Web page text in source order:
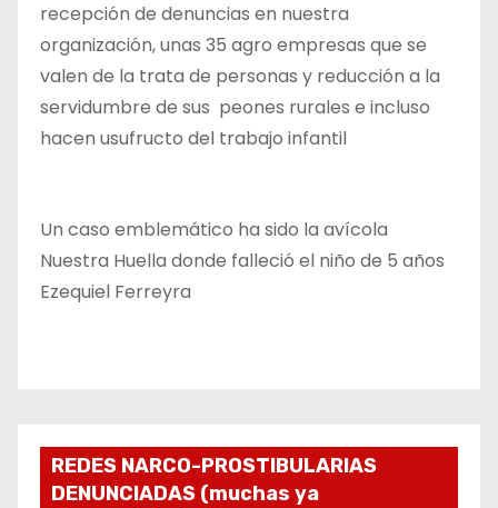
recepción de denuncias en nuestra
organización, unas 35 agro empresas que se
valen de la trata de personas y reducción a la
servidumbre de sus peones rurales e incluso
hacen usufructo del trabajo infantil
Un caso emblemático ha sido la avícola
Nuestra Huella donde falleció el niño de 5 años
Ezequiel Ferreyra
REDES NARCO-PROSTIBULARIAS
DENUNCIADAS (muchas ya